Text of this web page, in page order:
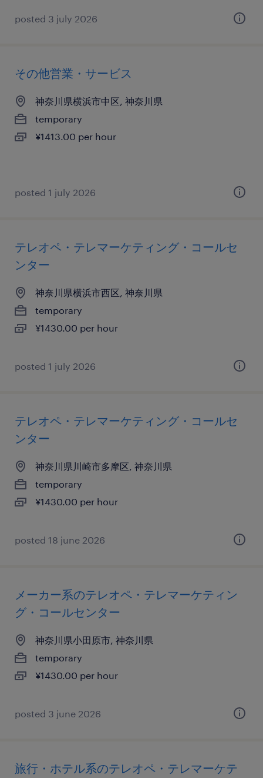
posted 3 july 2026
その他営業・サービス
神奈川県横浜市中区, 神奈川県
temporary
¥1413.00 per hour
posted 1 july 2026
テレオペ・テレマーケティング・コールセ
ンター
神奈川県横浜市西区, 神奈川県
temporary
¥1430.00 per hour
posted 1 july 2026
テレオペ・テレマーケティング・コールセ
ンター
神奈川県川崎市多摩区, 神奈川県
temporary
¥1430.00 per hour
posted 18 june 2026
メーカー系のテレオペ・テレマーケティン
グ・コールセンター
神奈川県小田原市, 神奈川県
temporary
¥1430.00 per hour
posted 3 june 2026
旅行・ホテル系のテレオペ・テレマーケテ